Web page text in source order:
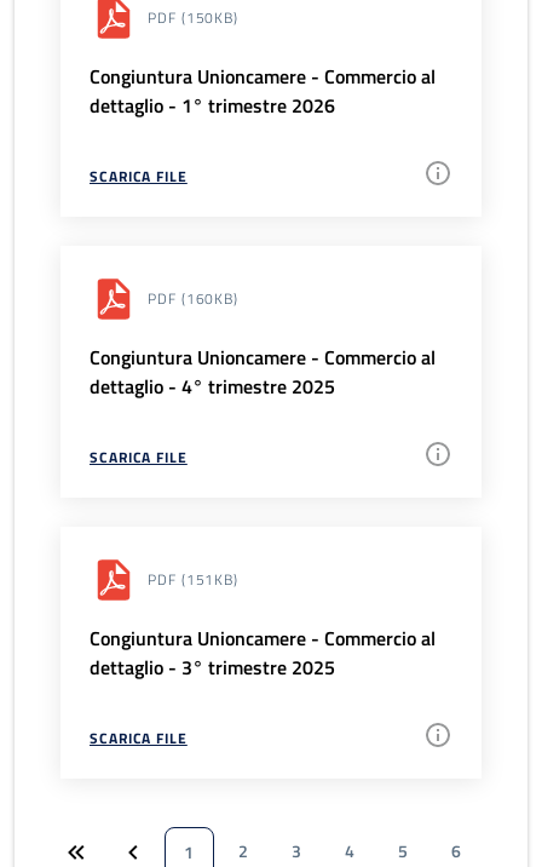
PDF (150KB)
Congiuntura Unioncamere - Commercio al
dettaglio - 1° trimestre 2026
SCARICA FILE
PDF (160KB)
Congiuntura Unioncamere - Commercio al
dettaglio - 4° trimestre 2025
SCARICA FILE
PDF (151KB)
Congiuntura Unioncamere - Commercio al
dettaglio - 3° trimestre 2025
SCARICA FILE
1 2 3 4 5
6